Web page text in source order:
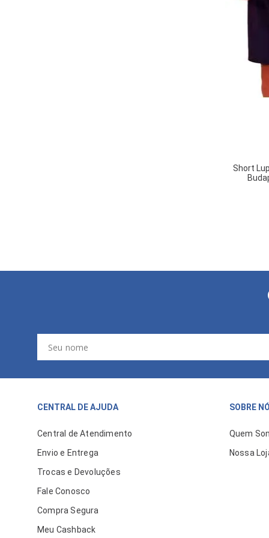
Short
CENTRAL DE AJUDA
Central de Atendimento
Envio e Entrega
Trocas e Devoluções
Fale Conosco
Compra Segura
Meu Cashback
SOBRE
Quem
Nossa